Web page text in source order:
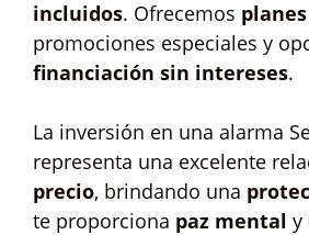
incluidos. Ofrecemos
promociones especiales y
financiación sin intereses.
La inversión en una alarma
representa una excelente
precio, brindando una
te proporciona paz mental y